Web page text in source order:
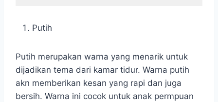
Putih
Putih merupakan warna yang menarik untuk
dijadikan tema dari kamar tidur. Warna putih
akn memberikan kesan yang rapi dan juga
bersih. Warna ini cocok untuk anak permpuan